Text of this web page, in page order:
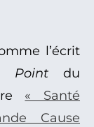
l’écrit
Pointdu
« Santé
Cause